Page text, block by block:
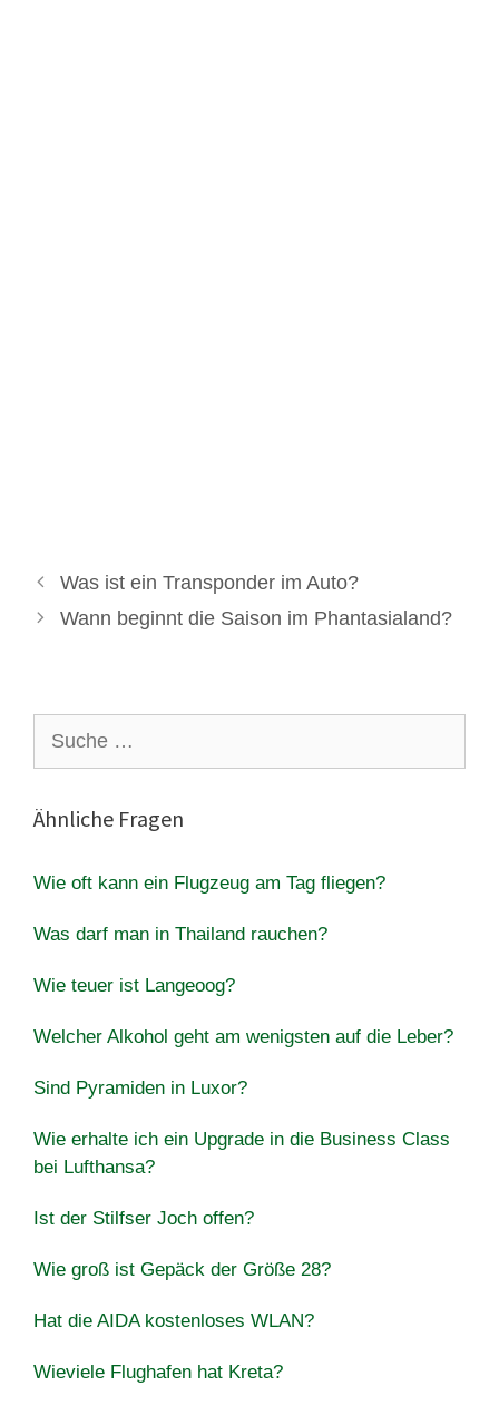
Was ist ein Transponder im Auto?
Wann beginnt die Saison im Phantasialand?
nach:
Ähnliche Fragen
Wie oft kann ein Flugzeug am Tag fliegen?
Was darf man in Thailand rauchen?
Wie teuer ist Langeoog?
Welcher Alkohol geht am wenigsten auf die Leber?
Sind Pyramiden in Luxor?
Wie erhalte ich ein Upgrade in die Business Class
bei Lufthansa?
Ist der Stilfser Joch offen?
Wie groß ist Gepäck der Größe 28?
Hat die AIDA kostenloses WLAN?
Wieviele Flughafen hat Kreta?